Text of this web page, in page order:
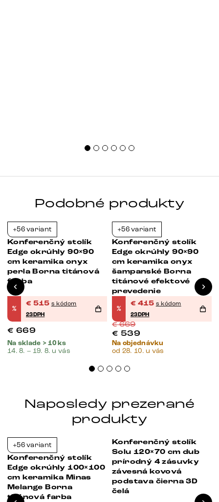
Podobné produkty
+56 variant
Konferenčný stolík
Edge okrúhly 90×90
cm keramika onyx
perla Borna titánová
farba
%
€ 515 s kódom
23DPH
€ 669
Na sklade > 10 ks
14. 8. – 19. 8. u vás
+56 variant
Konferenčný stolík
Edge okrúhly 90×90
cm keramika onyx
šampanské Borna
titánové efektové
prevedenie
%
€ 415 s kódom
23DPH
€669
€ 539
Na objednávku
od 28. 10. u vás
Naposledy prezerané
produkty
+56 variant
Konferenčný stolík
Edge okrúhly 100×100
cm keramika Minas
Melange Borna
titánová farba
-23%
Konferenčný stolík
Solu 120×70 cm dub
prírodný 4 zásuvky
závesná kovová
podstava čierna 3D
čelá